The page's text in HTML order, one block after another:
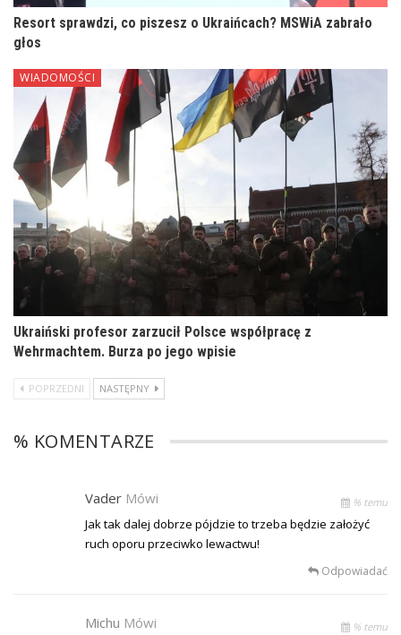
Resort sprawdzi, co piszesz o Ukraińcach? MSWiA zabrało
głos
WIADOMOŚCI
Ukraiński profesor zarzucił Polsce współpracę z
Wehrmachtem. Burza po jego wpisie
POPRZEDNI NASTĘPNY
% KOMENTARZE
Vader Mówi % temu
Jak tak dalej dobrze pójdzie to trzeba będzie założyć
ruch oporu przeciwko lewactwu!
Odpowiadać
Michu Mówi % temu